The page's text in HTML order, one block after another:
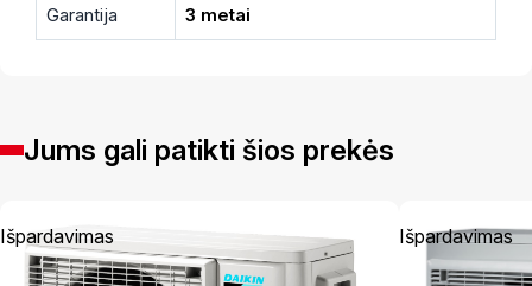
Garantija 3 metai
Jums gali patikti šios prekės
Išpardavimas Išpardavimas